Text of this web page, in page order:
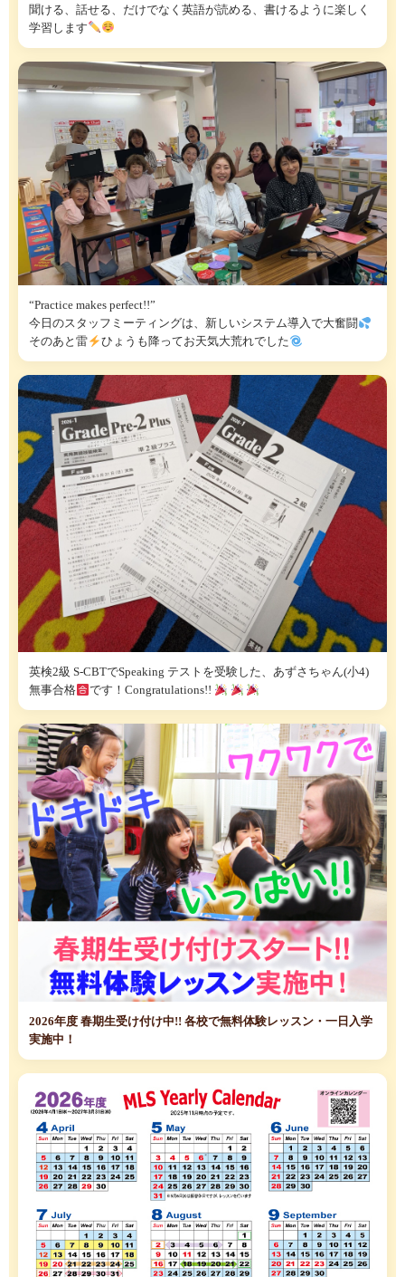
聞ける、話せる、だけでなく英語が読める、書けるように楽しく
学習します
“Practice makes perfect!!”
今日のスタッフミーティングは、新しいシステム導入で大奮闘
そのあと雷
ひょうも降ってお天気大荒れでした
英検2級 S-CBTでSpeaking テストを受験した、あずさちゃん(小4)
無事合格
です！Congratulations!!
2026年度 春期生受け付け中!! 各校で無料体験レッスン・一日入学
実施中！